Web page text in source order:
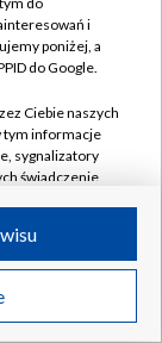
i
poniżej, a
do Google.
Ciebie naszych
tym informacje
sygnalizatory
świadczenie
Ciebie
identyfikatory